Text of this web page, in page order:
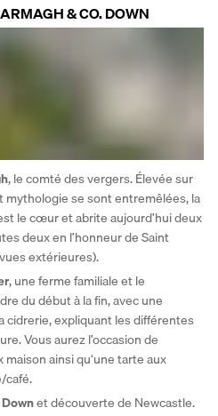
& CO. DOWN
, le comté des vergers. Élevée sur
se sont entremêlées, la
le cœur et abrite aujourd’hui deux
deux en l’honneur de Saint
extérieures).
, une ferme familiale et le
du début à la fin, avec une
cidrerie, expliquant les différentes
Vous aurez l’occasion de
ainsi qu‘une tarte aux
café.
et découverte de Newcastle.